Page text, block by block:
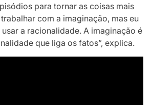
para tornar as coisas mais
com a imaginação, mas eu
a racionalidade. A imaginação é
que liga os fatos”, explica.